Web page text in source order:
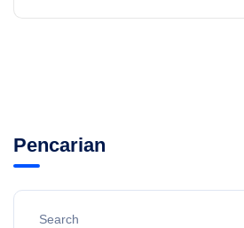
Pencarian